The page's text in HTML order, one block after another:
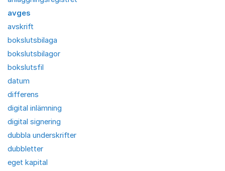
avges
avskrift
bokslutsbilaga
bokslutsbilagor
bokslutsfil
datum
differens
digital inlämning
digital signering
dubbla underskrifter
dubbletter
eget kapital